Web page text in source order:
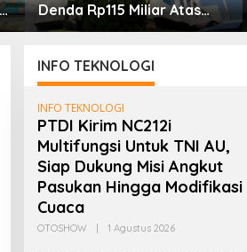
Denda Rp115 Miliar Atas
Kasus Pajak
INFO TEKNOLOGI
INFO TEKNOLOGI
PTDI Kirim NC212i
Multifungsi Untuk TNI AU,
Siap Dukung Misi Angkut
Pasukan Hingga Modifikasi
Cuaca
OTOSHOW | 1 Agustus 2026Oleh